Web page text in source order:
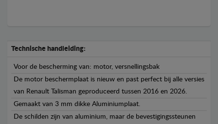
Technische handleiding:
Voor de bescherming van: motor, versnellingsbak
De motor beschermplaat is nieuw en past perfect bij alle versies
van Renault Talisman geproduceerd tussen 2016 en 2026.
Gemaakt van 3 mm dikke Aluminiumplaat.
De schilden zijn van aluminium, maar de bevestigingssteunen